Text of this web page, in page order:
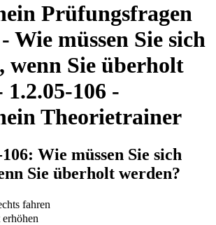
Prüfungsfragen
Wie müssen Sie sich
wenn Sie überholt
106 -
Theorietrainer
Wie müssen Sie sich
Sie überholt werden?
fahren